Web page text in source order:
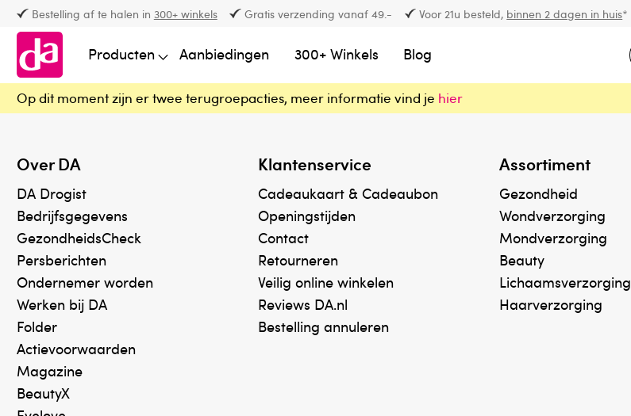
Bestelling af te halen in 300+ winkels Gratis verzending vanaf 49.- Voor 21u besteld, binnen 2 dagen in huis*
Producten Aanbiedingen 300+ Winkels Blog
Op dit moment zijn er twee terugroepacties, meer informatie vind je hier
Over DA
DA Drogist
Bedrijfsgegevens
GezondheidsCheck
Persberichten
Ondernemer worden
Werken bij DA
Folder
Actievoorwaarden
Magazine
BeautyX
Klantenservice
Cadeaukaart & Cadeaubon
Openingstijden
Contact
Retourneren
Veilig online winkelen
Reviews DA.nl
Bestelling annuleren
Assortiment
Gezondheid
Wondverzorging
Mondverzorging
Beauty
Lichaamsverzorging
Haarverzorging